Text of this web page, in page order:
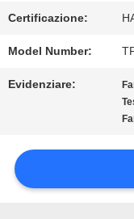
QUALITÀ
CASI
Certificazione:
Model Number:
Evidenziare: